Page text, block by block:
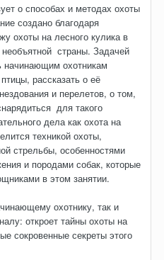
о способах и методах охоты
создано благодаря
охоты на лесного кулика в
страны. Задачей
начинающим охотникам
рассказать о её
и перелетов, о том,
для такого
дела как охота на
техникой охоты,
стрельбы, особенностями
и породами собак, которые
в этом занятии.
охотнику, так и
откроет тайны охоты на
сокровенные секреты этого